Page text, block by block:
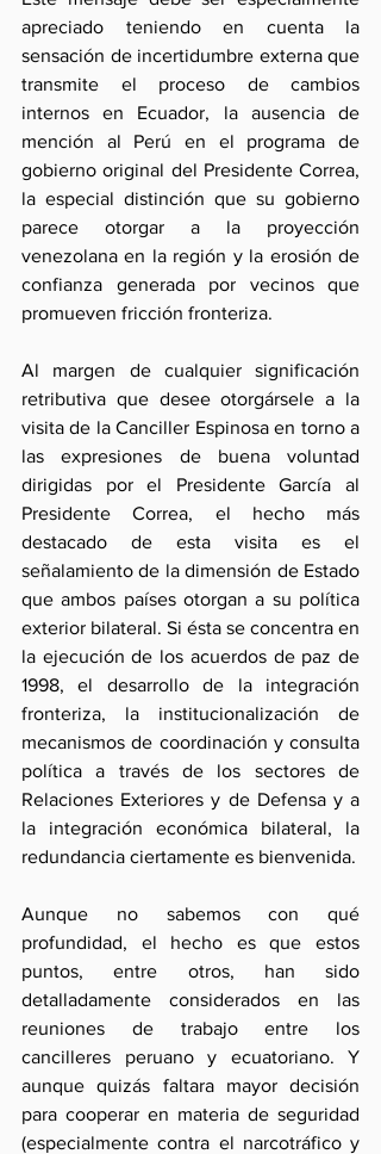
apreciado teniendo en cuenta la
sensación de incertidumbre externa que
transmite el proceso de cambios
internos en Ecuador, la ausencia de
mención al Perú en el programa de
gobierno original del Presidente Correa,
la especial distinción que su gobierno
parece otorgar a la proyección
venezolana en la región y la erosión de
confianza generada por vecinos que
promueven fricción fronteriza.
Al margen de cualquier significación
retributiva que desee otorgársele a la
visita de la Canciller Espinosa en torno a
las expresiones de buena voluntad
dirigidas por el Presidente García al
Presidente Correa, el hecho más
destacado de esta visita es el
señalamiento de la dimensión de Estado
que ambos países otorgan a su política
exterior bilateral. Si ésta se concentra en
la ejecución de los acuerdos de paz de
1998, el desarrollo de la integración
fronteriza, la institucionalización de
mecanismos de coordinación y consulta
política a través de los sectores de
Relaciones Exteriores y de Defensa y a
la integración económica bilateral, la
redundancia ciertamente es bienvenida.
Aunque no sabemos con qué
profundidad, el hecho es que estos
puntos, entre otros, han sido
detalladamente considerados en las
reuniones de trabajo entre los
cancilleres peruano y ecuatoriano. Y
aunque quizás faltara mayor decisión
para cooperar en materia de seguridad
(especialmente contra el narcotráfico y